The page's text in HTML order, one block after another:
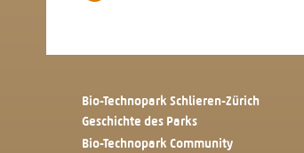
Bio-Technopark Schlieren-Zürich
Geschichte des Parks
Bio-Technopark Community